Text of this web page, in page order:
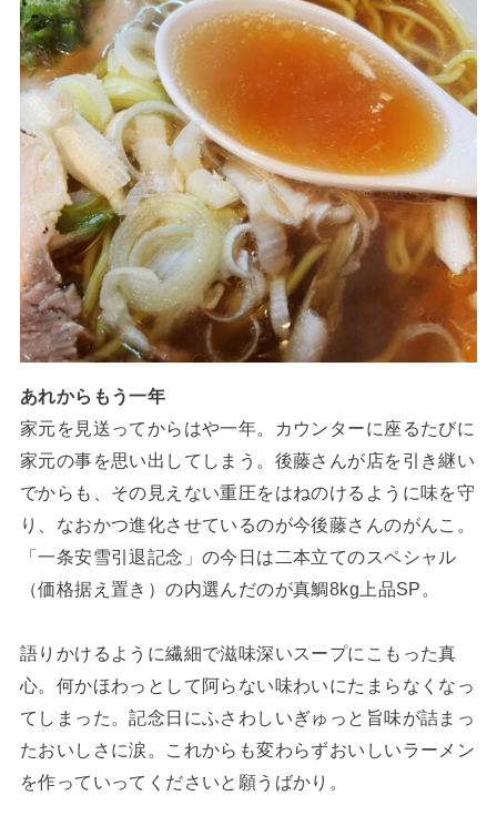
あれからもう一年
家元を見送ってからはや一年。カウンターに座るたびに
家元の事を思い出してしまう。後藤さんが店を引き継い
でからも、その見えない重圧をはねのけるように味を守
り、なおかつ進化させているのが今後藤さんのがんこ。
「一条安雪引退記念」の今日は二本立てのスペシャル
（価格据え置き）の内選んだのが真鯛8kg上品SP。
語りかけるように繊細で滋味深いスープにこもった真
心。何かほわっとして阿らない味わいにたまらなくなっ
てしまった。記念日にふさわしいぎゅっと旨味が詰まっ
たおいしさに涙。これからも変わらずおいしいラーメン
を作っていってくださいと願うばかり。